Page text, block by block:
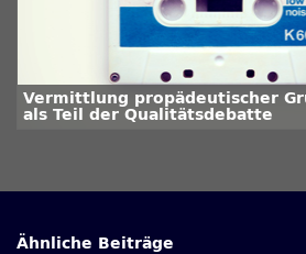
Vermittlung propädeutischer
als Teil der Qualitätsdebatte
Ähnliche Beiträge